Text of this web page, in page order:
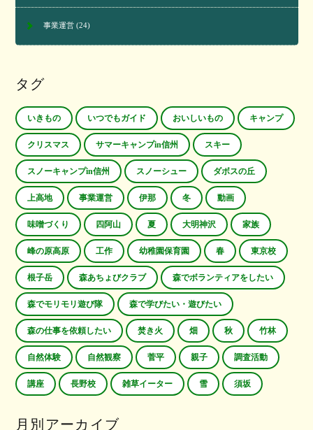
事業運営(24)
タグ
いきもの いつでもガイド おいしいもの キャンプ
クリスマス サマーキャンプin信州 スキー
スノーキャンプin信州 スノーシュー ダボスの丘
上高地 事業運営 伊那 冬 動画
味噌づくり 四阿山 夏 大明神沢 家族
峰の原高原 工作 幼稚園保育園 春 東京校
根子岳 森あちょびクラブ 森でボランティアをしたい
森でモリモリ遊び隊 森で学びたい・遊びたい
森の仕事を依頼したい 焚き火 畑 秋 竹林
自然体験 自然観察 菅平 親子 調査活動
講座 長野校 雑草イーター 雪 須坂
月別アーカイブ